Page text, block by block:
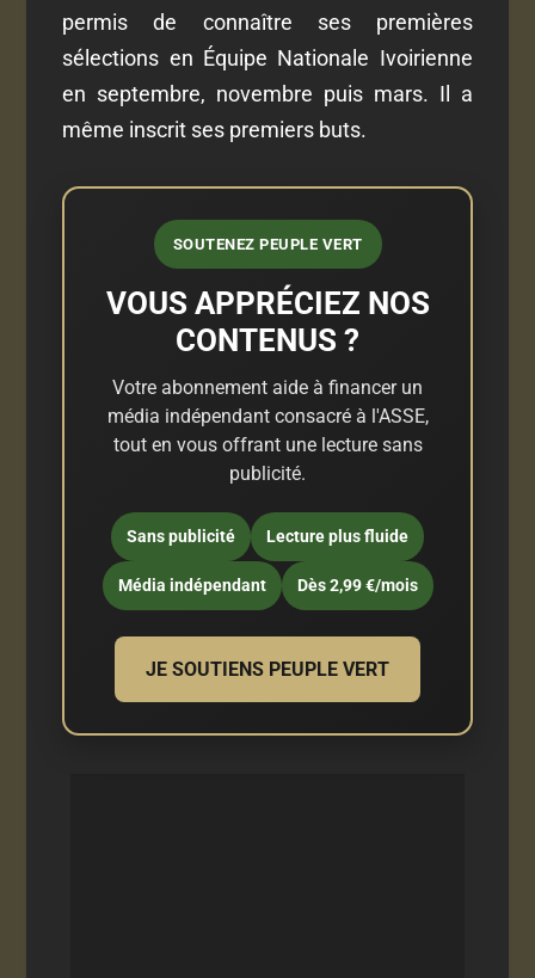
permis de connaître ses premières
sélections en Équipe Nationale Ivoirienne
en septembre, novembre puis mars. Il a
même inscrit ses premiers buts.
SOUTENEZ PEUPLE VERT
VOUS APPRÉCIEZ NOS
CONTENUS ?
Votre abonnement aide à financer un
média indépendant consacré à l'ASSE,
tout en vous offrant une lecture sans
publicité.
Sans publicité Lecture plus fluide
Média indépendant Dès 2,99 €/mois
JE SOUTIENS PEUPLE VERT